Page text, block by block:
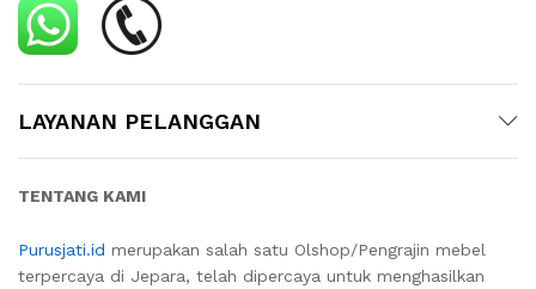
LAYANAN PELANGGAN
TENTANG KAMI
Purusjati.id merupakan salah satu Olshop/Pengrajin mebel
terpercaya di Jepara, telah dipercaya untuk menghasilkan